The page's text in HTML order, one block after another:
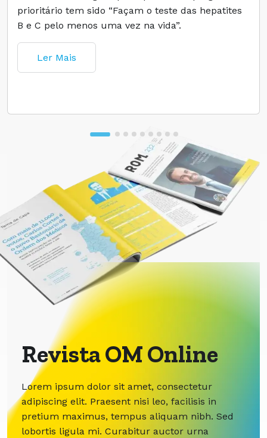
prioritário tem sido “Façam o teste das hepatites
B e C pelo menos uma vez na vida”.
Ler Mais
Revista OM Online
Lorem ipsum dolor sit amet, consectetur
adipiscing elit. Praesent nisi leo, facilisis in
pretium maximus, tempus aliquam nibh. Sed
lobortis ligula mi. Curabitur auctor urna